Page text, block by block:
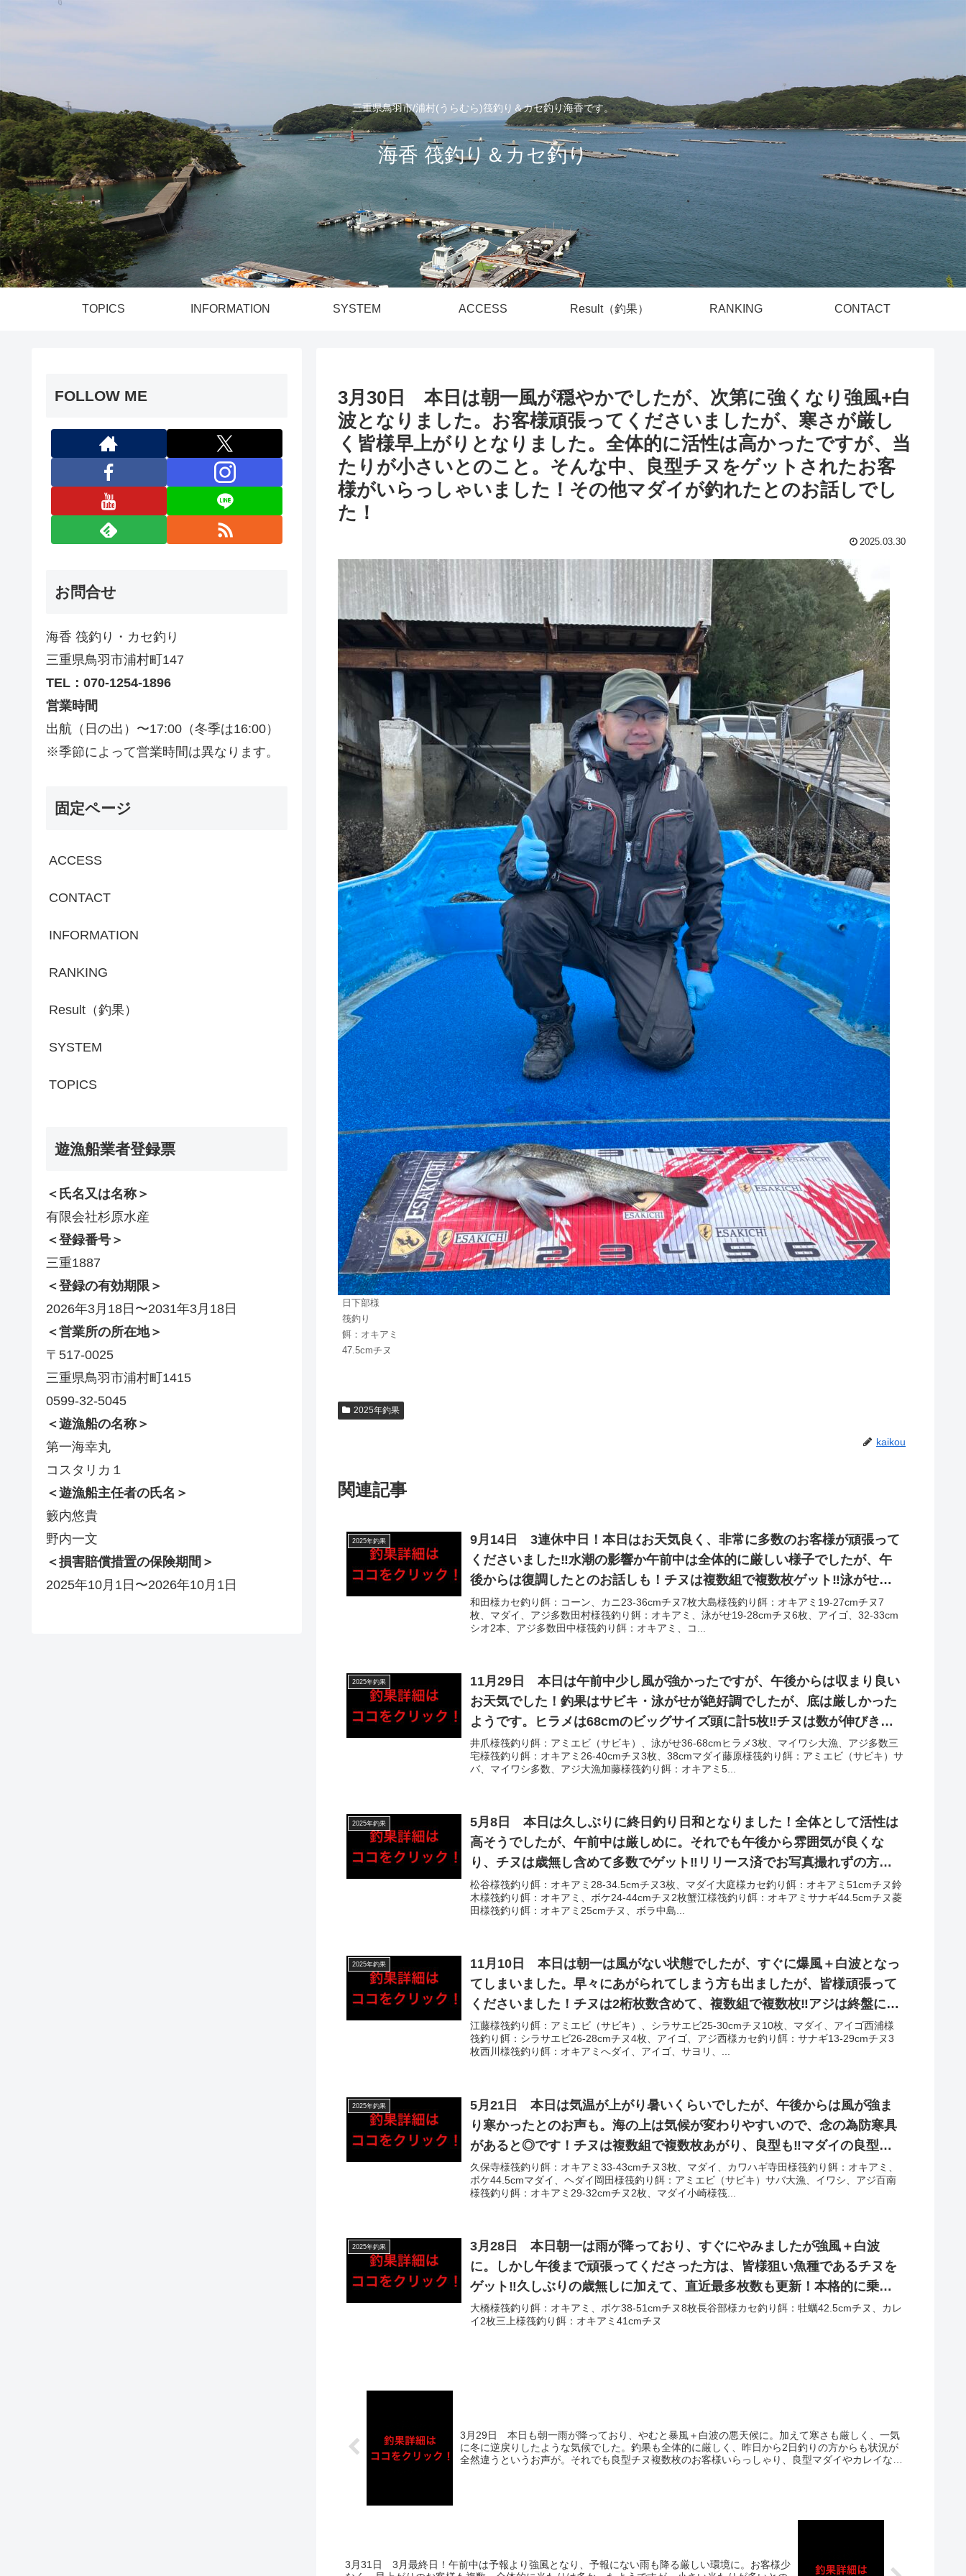
三重県鳥羽市/浦村(うらむら)筏釣り＆カセ釣り海香です。
海香 筏釣り＆カセ釣り
TOPICS INFORMATION SYSTEM ACCESS Result（釣果） RANKING CONTACT
3月30日 本日は朝一風が穏やかでしたが、次第に強くなり強風+白
波となりました。お客様頑張ってくださいましたが、寒さが厳し
く皆様早上がりとなりました。全体的に活性は高かったですが、当
たりが小さいとのこと。そんな中、良型チヌをゲットされたお客
様がいらっしゃいました！その他マダイが釣れたとのお話しでし
た！
2025.03.30
日下部様
筏釣り
餌：オキアミ
47.5cmチヌ
2025年釣果
kaikou
関連記事
2025年釣果
9月14日 3連休中日！本日はお天気良く、非常に多数のお客様が頑張って
くださいました‼︎水潮の影響か午前中は全体的に厳しい様子でしたが、午
後からは復調したとのお話しも！チヌは複数組で複数枚ゲット‼︎泳がせも
好調で、ヒラメ複数枚＋連日のシオ複数本あがりました！
和田様カセ釣り餌：コーン、カニ23-36cmチヌ7枚大島様筏釣り餌：オキアミ19-27cmチヌ7
枚、マダイ、アジ多数田村様筏釣り餌：オキアミ、泳がせ19-28cmチヌ6枚、アイゴ、32-33cm
シオ2本、アジ多数田中様筏釣り餌：オキアミ、コ...
2025年釣果
11月29日 本日は午前中少し風が強かったですが、午後からは収まり良い
お天気でした！釣果はサビキ・泳がせが絶好調でしたが、底は厳しかった
ようです。ヒラメは68cmのビッグサイズ頭に計5枚‼︎チヌは数が伸びきら
ずも良型あがり、カワハギもビッグサイズあがりました！
井爪様筏釣り餌：アミエビ（サビキ）、泳がせ36-68cmヒラメ3枚、マイワシ大漁、アジ多数三
宅様筏釣り餌：オキアミ26-40cmチヌ3枚、38cmマダイ藤原様筏釣り餌：アミエビ（サビキ）サ
バ、マイワシ多数、アジ大漁加藤様筏釣り餌：オキアミ5...
2025年釣果
5月8日 本日は久しぶりに終日釣り日和となりました！全体として活性は
高そうでしたが、午前中は厳しめに。それでも午後から雰囲気が良くな
り、チヌは歳無し含めて多数でゲット‼︎リリース済でお写真撮れずの方も
複数いらっしゃいました！その他アナゴ・マダイ・アジ・イワシなど‼︎
松谷様筏釣り餌：オキアミ28-34.5cmチヌ3枚、マダイ大庭様カセ釣り餌：オキアミ51cmチヌ鈴
木様筏釣り餌：オキアミ、ボケ24-44cmチヌ2枚蟹江様筏釣り餌：オキアミサナギ44.5cmチヌ菱
田様筏釣り餌：オキアミ25cmチヌ、ボラ中島...
2025年釣果
11月10日 本日は朝一は風がない状態でしたが、すぐに爆風＋白波となっ
てしまいました。早々にあがられてしまう方も出ましたが、皆様頑張って
くださいました！チヌは2桁枚数含めて、複数組で複数枚‼︎アジは終盤に周
ってきたお話で、粘られたお客様はあげられました！
江藤様筏釣り餌：アミエビ（サビキ）、シラサエビ25-30cmチヌ10枚、マダイ、アイゴ西浦様
筏釣り餌：シラサエビ26-28cmチヌ4枚、アイゴ、アジ西様カセ釣り餌：サナギ13-29cmチヌ3
枚西川様筏釣り餌：オキアミへダイ、アイゴ、サヨリ、...
2025年釣果
5月21日 本日は気温が上がり暑いくらいでしたが、午後からは風が強ま
り寒かったとのお声も。海の上は気候が変わりやすいので、念の為防寒具
があると◎です！チヌは複数組で複数枚あがり、良型も‼︎マダイの良型も
あげてくださり、サビキも大漁ゲット！泳がせではオニオコゼ‼︎
久保寺様筏釣り餌：オキアミ33-43cmチヌ3枚、マダイ、カワハギ寺田様筏釣り餌：オキアミ、
ボケ44.5cmマダイ、ヘダイ岡田様筏釣り餌：アミエビ（サビキ）サバ大漁、イワシ、アジ百南
様筏釣り餌：オキアミ29-32cmチヌ2枚、マダイ小崎様筏...
2025年釣果
3月28日 本日朝一は雨が降っており、すぐにやみましたが強風＋白波
に。しかし午後まで頑張ってくださった方は、皆様狙い魚種であるチヌを
ゲット‼︎久しぶりの歳無しに加えて、直近最多枚数も更新！本格的に乗っ
込み突入か⁉︎という今日この頃です‼︎イワシの群れやシーバスも多数目撃あ
り！
大橋様筏釣り餌：オキアミ、ボケ38-51cmチヌ8枚長谷部様カセ釣り餌：牡蠣42.5cmチヌ、カレ
イ2枚三上様筏釣り餌：オキアミ41cmチヌ
3月29日 本日も朝一雨が降っており、やむと暴風＋白波の悪天候に。加えて寒さも厳しく、一気
に冬に逆戻りしたような気候でした。釣果も全体的に厳しく、昨日から2日釣りの方からも状況が
全然違うというお声が。それでも良型チヌ複数枚のお客様いらっしゃり、良型マダイやカレイなど
3月31日 3月最終日！午前中は予報より強風となり、予報にない雨も降る厳しい環境に。お客様少
FOLLOW ME
お問合せ
海香 筏釣り・カセ釣り
三重県鳥羽市浦村町147
TEL：070-1254-1896
営業時間
出航（日の出）〜17:00（冬季は16:00）
※季節によって営業時間は異なります。
固定ページ
ACCESS
CONTACT
INFORMATION
RANKING
Result（釣果）
SYSTEM
TOPICS
遊漁船業者登録票
＜氏名又は名称＞
有限会社杉原水産
＜登録番号＞
三重1887
＜登録の有効期限＞
2026年3月18日〜2031年3月18日
＜営業所の所在地＞
〒517-0025
三重県鳥羽市浦村町1415
0599-32-5045
＜遊漁船の名称＞
第一海幸丸
コスタリカ１
＜遊漁船主任者の氏名＞
籔内悠貴
野内一文
＜損害賠償措置の保険期間＞
2025年10月1日〜2026年10月1日